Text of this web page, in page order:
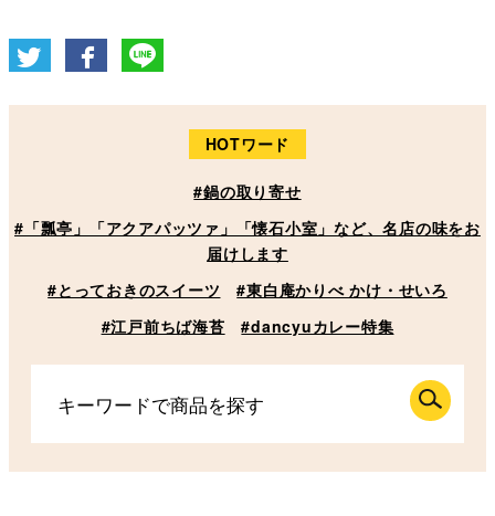
HOTワード
#鍋の取り寄せ
#「瓢亭」「アクアパッツァ」「懐石小室」など、名店の味をお
届けします
#とっておきのスイーツ
#東白庵かりべ かけ・せいろ
#江戸前ちば海苔
#dancyuカレー特集